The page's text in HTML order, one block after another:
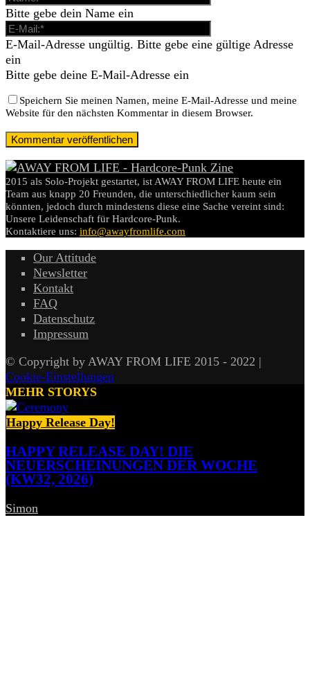
Bitte gebe dein Name ein
E-Mail-Adresse ungültig. Bitte gebe eine gültige Adresse
ein
Bitte gebe deine E-Mail-Adresse ein
Speichern Sie meinen Namen, meine E-Mail-Adresse und meine
Website für den nächsten Kommentar in diesem Browser.
2015 als Solo-Projekt gestartet, ist AWAY FROM LIFE heute ein
Team aus knapp 20 Freunden, die unterschiedlicher kaum sein
könnten, jedoch durch mindestens diese eine Sache vereint sind:
Unsere Leidenschaft für Hardcore-Punk.
Kontaktiere uns: info@awayfromlife.com
Our Attitude
Newsletter
Kontakt
FAQ
Datenschutz
Impressum
© Copyright by AWAY FROM LIFE 2015 - 2022 |
Cookie-Einstellungen
MEHR STORYS
Happy Release Day!
HAPPY RELEASE DAY! DIE
NEUERSCHEINUNGEN DER WOCHE
(KW32, 2026)
Simon